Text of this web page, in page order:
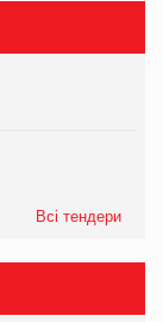
Всі тендери